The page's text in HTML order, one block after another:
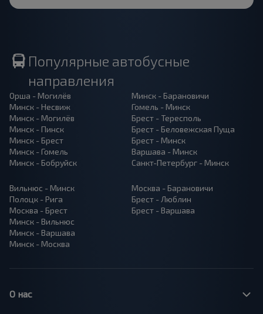
Популярные автобусные
направления
Орша - Могилёв
Минск - Несвиж
Минск - Могилёв
Минск - Пинск
Минск - Брест
Минск - Гомель
Минск - Бобруйск
Минск - Барановичи
Гомель - Минск
Брест - Тересполь
Брест - Беловежская Пуща
Брест - Минск
Варшава - Минск
Санкт-Петербург - Минск
Вильнюс - Минск
Полоцк - Рига
Москва - Брест
Минск - Вильнюс
Минск - Варшава
Минск - Москва
Москва - Барановичи
Брест - Люблин
Брест - Варшава
О нас